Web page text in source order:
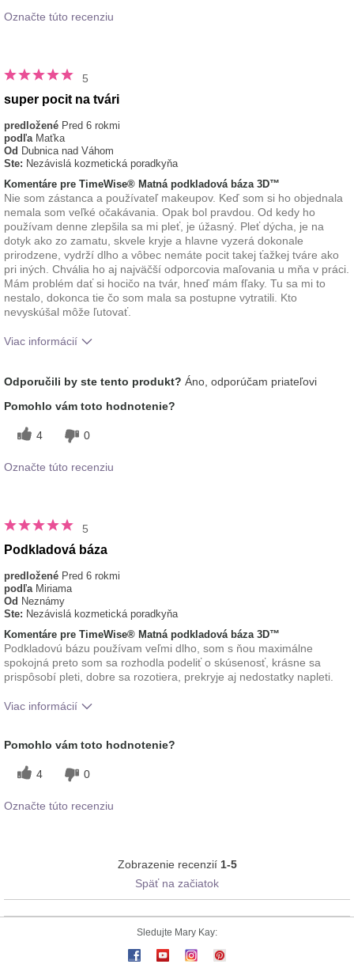
Označte túto recenziu
5
super pocit na tvári
predložené Pred 6 rokmi
podľa Maťka
Od Dubnica nad Váhom
Ste: Nezávislá kozmetická poradkyňa
Komentáre pre TimeWise® Matná podkladová báza 3D™
Nie som zástanca a používateľ makeupov. Keď som si ho objednala
nemala som veľké očakávania. Opak bol pravdou. Od kedy ho
používam denne zlepšila sa mi pleť, je úžasný. Pleť dýcha, je na
dotyk ako zo zamatu, skvele kryje a hlavne vyzerá dokonale
prirodzene, vydrží dlho a vôbec nemáte pocit takej ťažkej tváre ako
pri iných. Chvália ho aj najväčší odporcovia maľovania u mňa v práci.
Mám problém dať si hocičo na tvár, hneď mám fľaky. Tu sa mi to
nestalo, dokonca tie čo som mala sa postupne vytratili. Kto
nevyskúšal môže ľutovať.
Viac informácií
značkami dekoratívnej kozmetiky, ktoré ste
vyskúšali?
Odporučili by ste tento produkt? Áno, odporúčam priateľovi
Pomohlo vám toto hodnotenie?
4 0
Označte túto recenziu
5
Podkladová báza
predložené Pred 6 rokmi
podľa Miriama
Od Neznámy
Ste: Nezávislá kozmetická poradkyňa
Komentáre pre TimeWise® Matná podkladová báza 3D™
Podkladovú bázu používam veľmi dlho, som s ňou maximálne
spokojná preto som sa rozhodla podeliť o skúsenosť, krásne sa
prispôsobí pleti, dobre sa rozotiera, prekryje aj nedostatky napleti.
Viac informácií
značkami dekoratívnej kozmetiky, ktoré ste
Pomohlo vám toto hodnotenie?
4 0
Označte túto recenziu
Zobrazenie recenzií 1-5
Späť na začiatok
Sledujte Mary Kay: